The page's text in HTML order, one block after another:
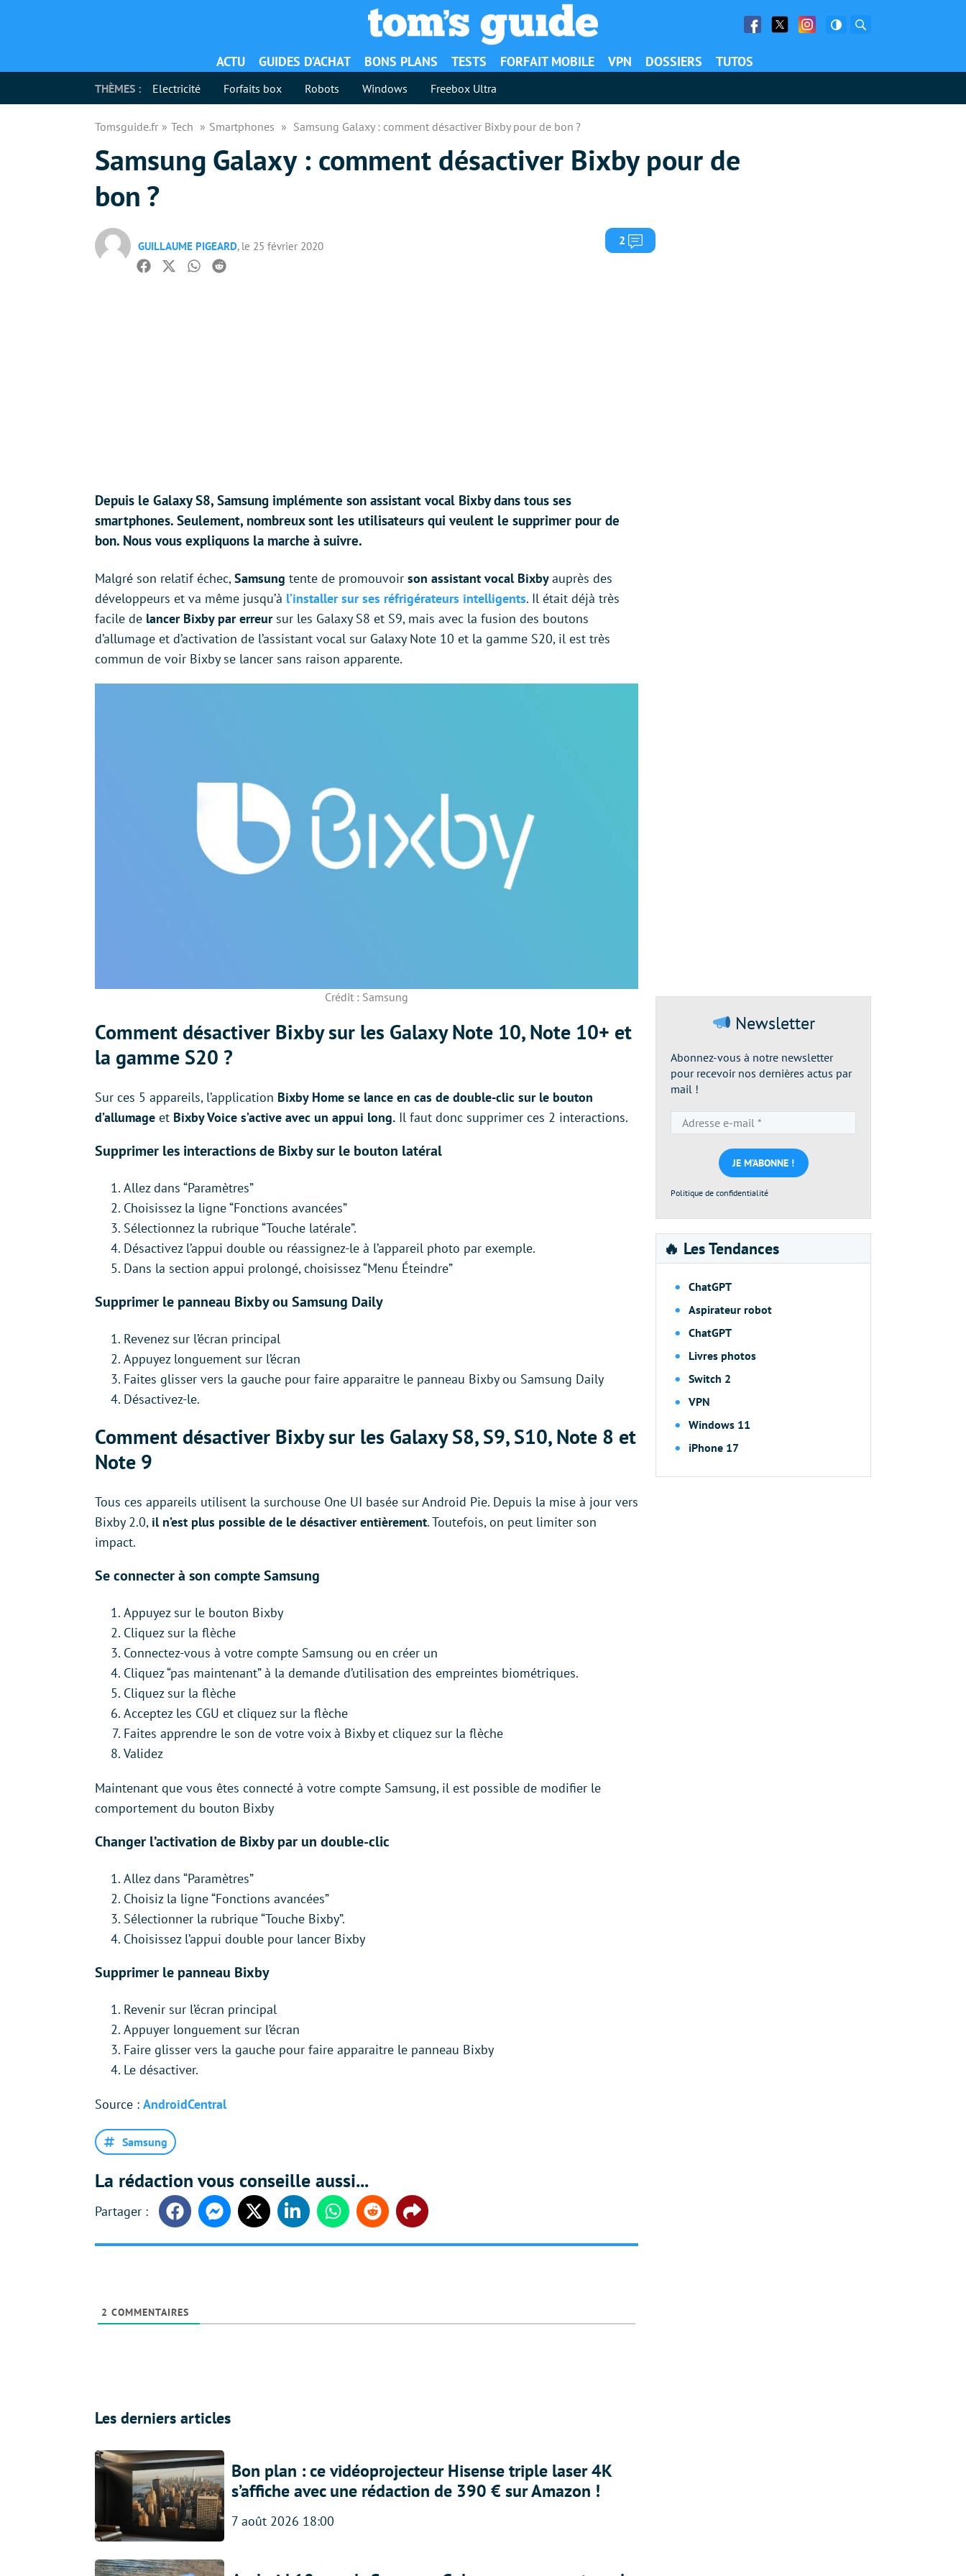
Facebook
Twitter Facebook
ACTU GUIDES D’ACHAT BONS PLANS TESTS FORFAIT MOBILE VPN DOSSIERS TUTOS
THÈMES : Electricité Forfaits box Robots Windows Freebox Ultra
Tomsguide.fr Tech Smartphones Samsung Galaxy : comment désactiver Bixby pour de bon ?
Samsung Galaxy : comment désactiver Bixby pour de
bon ?
GUILLAUME PIGEARD, le 25 février 2020 2 Commentaires
Facebook
TwitterWhatsapp
Reddit
Depuis le Galaxy S8, Samsung implémente son assistant vocal Bixby dans tous ses
smartphones. Seulement, nombreux sont les utilisateurs qui veulent le supprimer pour de
bon. Nous vous expliquons la marche à suivre.
Malgré son relatif échec,Samsung tente de promouvoir son assistant vocal Bixbyauprès des
développeurs et va même jusqu’à l’installer sur ses réfrigérateurs intelligents. Il était déjà très
facile de lancer Bixby par erreursur les Galaxy S8 et S9, mais avec la fusion des boutons
d’allumage et d’activation de l’assistant vocal sur Galaxy Note 10 et la gamme S20, il est très
commun de voir Bixby se lancer sans raison apparente.
Crédit : Samsung
Comment désactiver Bixby sur les Galaxy Note 10, Note 10+ et
la gamme S20 ?
Sur ces 5 appareils, l’application Bixby Home se lance en cas de double-clic sur le bouton
d’allumage et Bixby Voice s’active avec un appui long. Il faut donc supprimer ces 2 interactions.
Supprimer les interactions de Bixby sur le bouton latéral
Allez dans “Paramètres”
Choisissez la ligne “Fonctions avancées”
Sélectionnez la rubrique “Touche latérale”.
Désactivez l’appui double ou réassignez-le à l’appareil photo par exemple.
Dans la section appui prolongé, choisissez “Menu Éteindre”
Supprimer le panneau Bixby ou Samsung Daily
Revenez sur l’écran principal
Appuyez longuement sur l’écran
Faites glisser vers la gauche pour faire apparaitre le panneau Bixby ou Samsung Daily
Désactivez-le.
Comment désactiver Bixby sur les Galaxy S8, S9, S10, Note 8 et
Note 9
Tous ces appareils utilisent la surchouse One UI basée sur Android Pie. Depuis la mise à jour vers
Bixby 2.0, il n’est plus possible de le désactiver entièrement. Toutefois, on peut limiter son
impact.
Se connecter à son compte Samsung
Appuyez sur le bouton Bixby
Cliquez sur la flèche
Connectez-vous à votre compte Samsung ou en créer un
Cliquez “pas maintenant” à la demande d’utilisation des empreintes biométriques.
Cliquez sur la flèche
Acceptez les CGU et cliquez sur la flèche
Faites apprendre le son de votre voix à Bixby et cliquez sur la flèche
Validez
Maintenant que vous êtes connecté à votre compte Samsung, il est possible de modifier le
comportement du bouton Bixby
Changer l’activation de Bixby par un double-clic
Allez dans “Paramètres”
Choisiz la ligne “Fonctions avancées”
Sélectionner la rubrique “Touche Bixby”.
Choisissez l’appui double pour lancer Bixby
Supprimer le panneau Bixby
Revenir sur l’écran principal
Appuyer longuement sur l’écran
Faire glisser vers la gauche pour faire apparaitre le panneau Bixby
Le désactiver.
Source : AndroidCentral
Samsung
La rédaction vous conseille aussi...
FacebookMessengerTwitter LinkedinWhatsappReddit Share
2 COMMENTAIRES
Les derniers articles
Bon plan : ce vidéoprojecteur Hisense triple laser 4K
s’affiche avec une rédaction de 390 € sur Amazon !
7 août 2026 18:00
Newsletter
Abonnez-vous à notre newsletter
pour recevoir nos dernières actus par
mail !
e-
mail
*
Politique de confidentialité
🔥 Les Tendances
ChatGPT
Aspirateur robot
ChatGPT
Livres photos
Switch 2
VPN
Windows 11
iPhone 17